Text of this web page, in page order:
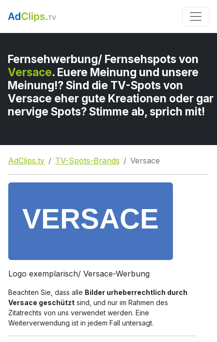
Fernsehwerbung/ Fernsehspots von
Versace. Euere Meinung und unsere
Meinung!? Sind die TV-Spots von
Versace eher gute Kreationen oder gar
nervige Spots? Stimme ab, sprich mit!
AdClips.tv TV-Spots-Brands Versace
Logo exemplarisch/ Versace-Werbung
Beachten Sie, dass alle Bilder urheberrechtlich durch
Versace geschütztsind, und nur im Rahmen des
Zitatrechts von uns verwendet werden. Eine
Weiterverwendung ist in jedem Fall untersagt.